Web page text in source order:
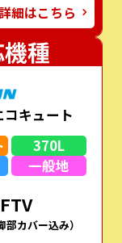
細はこちら
種
キュート
370L
一般地
部カバー込み）